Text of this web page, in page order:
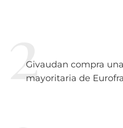
Givaudan compra
mayoritaria de